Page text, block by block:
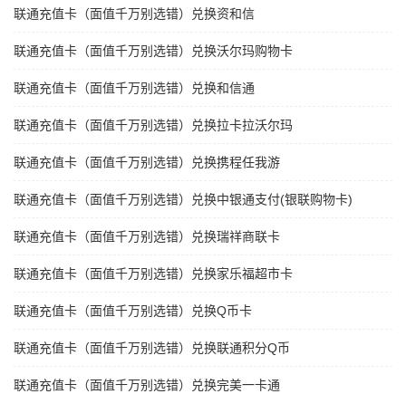
联通充值卡（面值千万别选错）兑换资和信
联通充值卡（面值千万别选错）兑换沃尔玛购物卡
联通充值卡（面值千万别选错）兑换和信通
联通充值卡（面值千万别选错）兑换拉卡拉沃尔玛
联通充值卡（面值千万别选错）兑换携程任我游
联通充值卡（面值千万别选错）兑换中银通支付(银联购物卡)
联通充值卡（面值千万别选错）兑换瑞祥商联卡
联通充值卡（面值千万别选错）兑换家乐福超市卡
联通充值卡（面值千万别选错）兑换Q币卡
联通充值卡（面值千万别选错）兑换联通积分Q币
联通充值卡（面值千万别选错）兑换完美一卡通